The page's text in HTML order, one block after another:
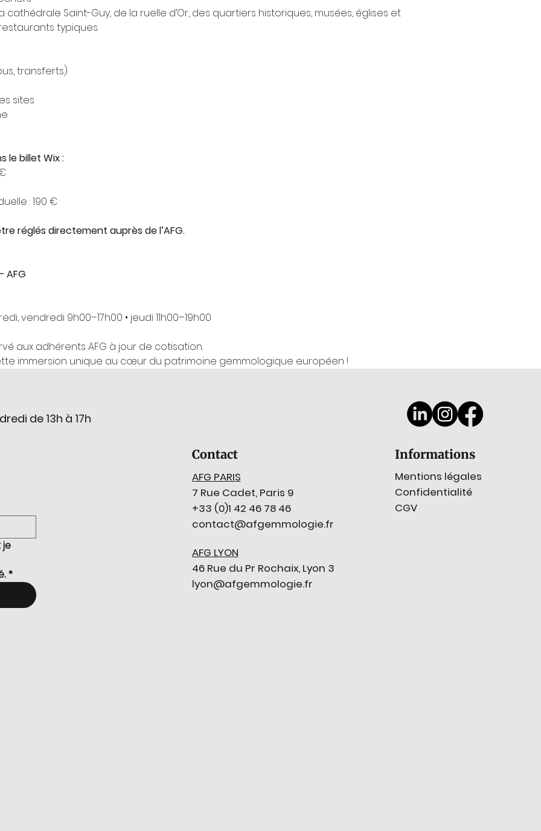
Saint-Guy, de la ruelle d’Or, des quartiers historiques, musées, églises et
typiques.
transferts)
sites
le billet Wix :
: 190 €
réglés directement auprès de l’AFG.
AFG
vendredi 9h00–17h00 • jeudi 11h00–19h00
aux adhérents AFG à jour de cotisation.
immersion unique au cœur du patrimoine gemmologique européen !
de 13h à 17h
je
*
Informations
Mentions légales
Confidentialité
CGV
Contact
AFG PARIS
7 Rue Cadet, Paris 9
+33 (0)1 42 46 78 46
contact@afgemmologie.fr
AFG LYON
46 Rue du Pr Rochaix, Lyon 3
lyon@afgemmologie.fr